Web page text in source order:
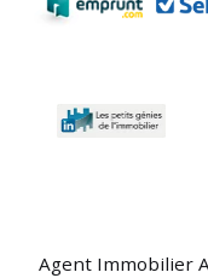
Agent Immobilier